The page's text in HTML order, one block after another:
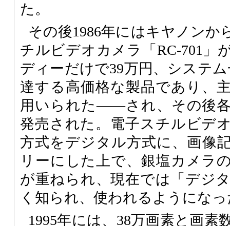
た。
その後1986年にはキヤノンか
チルビデオカメラ「RC-701
ディーだけで39万円、システ
達する高価格な製品であり、
用いられた――され、その後
発売された。電子スチルビデ
方式をデジタル方式に、画像
リーにした上で、銀塩カメラ
が重ねられ、現在では「デジ
く知られ、使われるようにな
1995年には、38万画素と画素